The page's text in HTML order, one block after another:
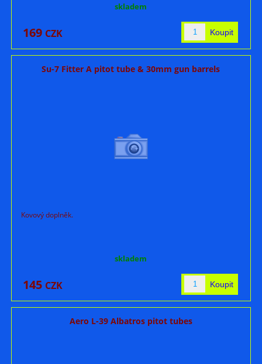
skladem
169 CZK
Su-7 Fitter A pitot tube & 30mm gun barrels
Kovový doplněk.
skladem
145 CZK
Aero L-39 Albatros pitot tubes